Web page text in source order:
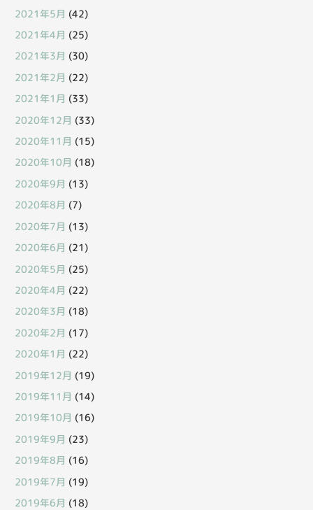
2021年5月 (42)
2021年4月 (25)
2021年3月 (30)
2021年2月 (22)
2021年1月 (33)
2020年12月 (33)
2020年11月 (15)
2020年10月 (18)
2020年9月 (13)
2020年8月 (7)
2020年7月 (13)
2020年6月 (21)
2020年5月 (25)
2020年4月 (22)
2020年3月 (18)
2020年2月 (17)
2020年1月 (22)
2019年12月 (19)
2019年11月 (14)
2019年10月 (16)
2019年9月 (23)
2019年8月 (16)
2019年7月 (19)
2019年6月 (18)